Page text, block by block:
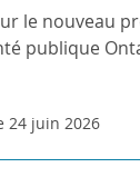
le nouveau
publique
24 juin 2026